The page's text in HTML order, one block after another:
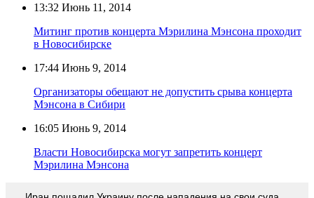
13:32 Июнь 11, 2014
Митинг против концерта Мэрилина Мэнсона проходит
в Новосибирске
17:44 Июнь 9, 2014
Организаторы обещают не допустить срыва концерта
Мэнсона в Сибири
16:05 Июнь 9, 2014
Власти Новосибирска могут запретить концерт
Мэрилина Мэнсона